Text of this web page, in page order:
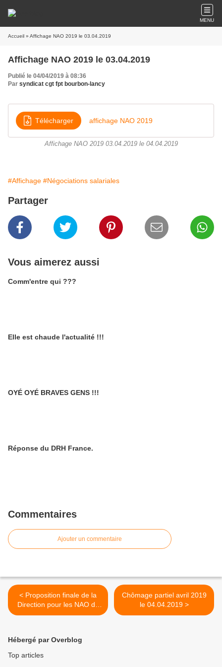
MENU
Accueil » Affichage NAO 2019 le 03.04.2019
Affichage NAO 2019 le 03.04.2019
Publié le 04/04/2019 à 08:36
Par syndicat cgt fpt bourbon-lancy
Télécharger affichage NAO 2019
Affichage NAO 2019 03.04.2019 le 04.04.2019
#Affichage #Négociations salariales
Partager
Vous aimerez aussi
Comm'entre qui ???
Elle est chaude l'actualité !!!
OYÉ OYÉ BRAVES GENS !!!
Réponse du DRH France.
Commentaires
Ajouter un commentaire
< Proposition finale de la
Direction pour les NAO du
26.03.2019
Chômage partiel avril 2019
le 04.04.2019 >
Hébergé par Overblog
Top articles